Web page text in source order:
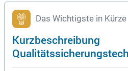
Das Wichtigste in Kürze
Kurzbeschreibung